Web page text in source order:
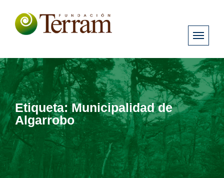
Etiqueta:Municipalidad de
Algarrobo